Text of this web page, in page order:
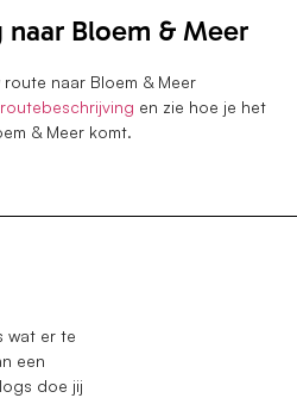
Bloem & Meer
naar Bloem & Meer
routebeschrijving en zie hoe je het
& Meer komt.
wat er te
een
doe jij